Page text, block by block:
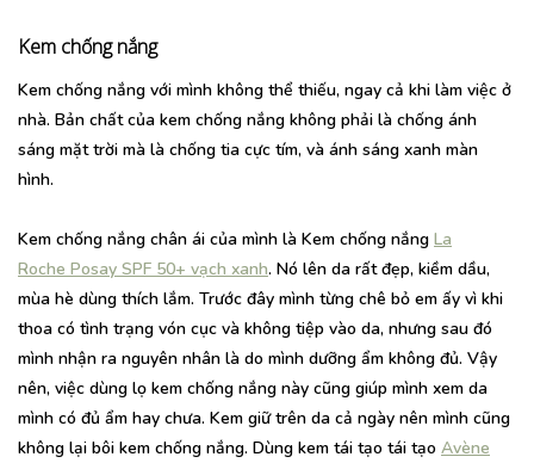
Kem chống nắng
Kem chống nắng với mình không thể thiếu, ngay cả khi làm việc ở
nhà. Bản chất của kem chống nắng không phải là chống ánh
sáng mặt trời mà là chống tia cực tím, và ánh sáng xanh màn
hình.
Kem chống nắng chân ái của mình là Kem chống nắng La
Roche Posay SPF 50+ vạch xanh. Nó lên da rất đẹp, kiềm dầu,
mùa hè dùng thích lắm. Trước đây mình từng chê bỏ em ấy vì khi
thoa có tình trạng vón cục và không tiệp vào da, nhưng sau đó
mình nhận ra nguyên nhân là do mình dưỡng ẩm không đủ. Vậy
nên, việc dùng lọ kem chống nắng này cũng giúp mình xem da
mình có đủ ẩm hay chưa. Kem giữ trên da cả ngày nên mình cũng
không lại bôi kem chống nắng. Dùng kem tái tạo tái tạo Avène